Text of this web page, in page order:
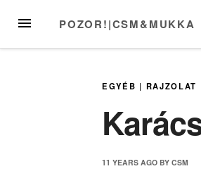
MENU POZOR!|CSM&MUKKA
EGYÉB | RAJZOLAT
11 YEARS AGO BYCSM